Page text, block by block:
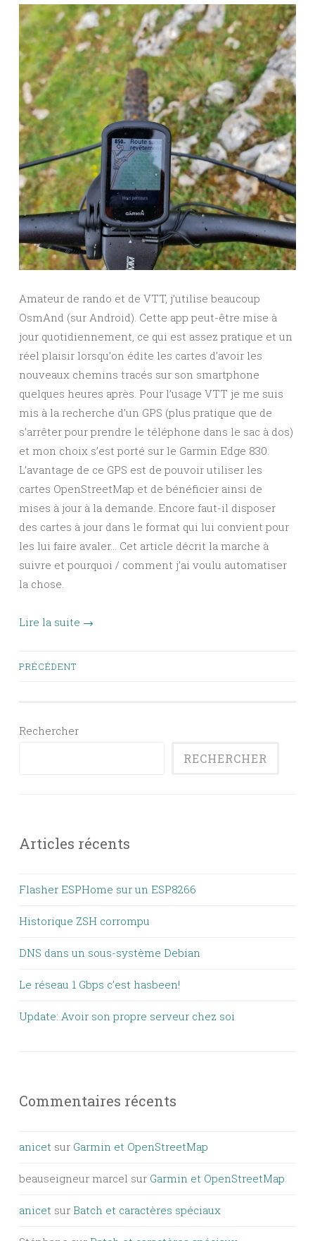
Amateur de rando et de VTT, j’utilise beaucoup
OsmAnd (sur Android). Cette app peut-être mise à
jour quotidiennement, ce qui est assez pratique et un
réel plaisir lorsqu’on édite les cartes d’avoir les
nouveaux chemins tracés sur son smartphone
quelques heures après. Pour l’usage VTT je me suis
mis à la recherche d’un GPS (plus pratique que de
s’arrêter pour prendre le téléphone dans le sac à dos)
et mon choix s’est porté sur le Garmin Edge 830.
L’avantage de ce GPS est de pouvoir utiliser les
cartes OpenStreetMap et de bénéficier ainsi de
mises à jour à la demande. Encore faut-il disposer
des cartes à jour dans le format qui lui convient pour
les lui faire avaler… Cet article décrit la marche à
suivre et pourquoi / comment j’ai voulu automatiser
la chose.
Lire la suite →
Navigation
articles
PRÉCÉDENT
Rechercher
RECHERCHER
Articles récents
Flasher ESPHome sur un ESP8266
Historique ZSH corrompu
DNS dans un sous-système Debian
Le réseau 1 Gbps c’est hasbeen!
Update: Avoir son propre serveur chez soi
Commentaires récents
anicet sur Garmin et OpenStreetMap
beauseigneur marcel sur Garmin et OpenStreetMap
anicet sur Batch et caractères spéciaux